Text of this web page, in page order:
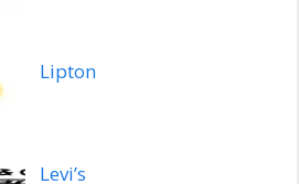
Lipton
Levi’s